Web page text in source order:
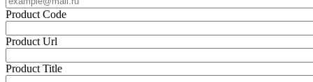
Product Code
Product Url
Product Title